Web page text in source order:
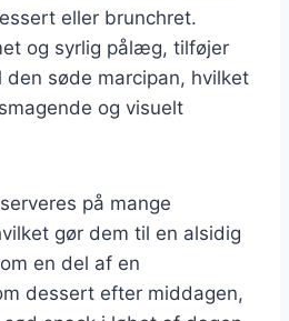
eller brunchret.
og syrlig pålæg, tilføjer
søde marcipan, hvilket
og visuelt
på mange
gør dem til en alsidig
en del af en
dessert efter middagen,